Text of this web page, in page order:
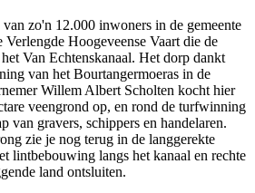
zo'n 12.000 inwoners in de gemeente
Verlengde Hoogeveense Vaart die de
Van Echtenskanaal. Het dorp dankt
van het Bourtangermoeras in de
Willem Albert Scholten kocht hier
veengrond op, en rond de turfwinning
van gravers, schippers en handelaren.
zie je nog terug in de langgerekte
lintbebouwing langs het kanaal en rechte
land ontsluiten.